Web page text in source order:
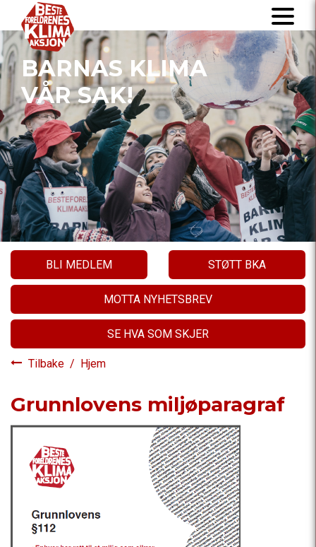
BARNAS KLIMA
VÅR SAK!
BLI MEDLEM STØTT BKA
MOTTA NYHETSBREV
SE HVA SOM SKJER
Tilbake / Hjem
Grunnlovens miljøparagraf